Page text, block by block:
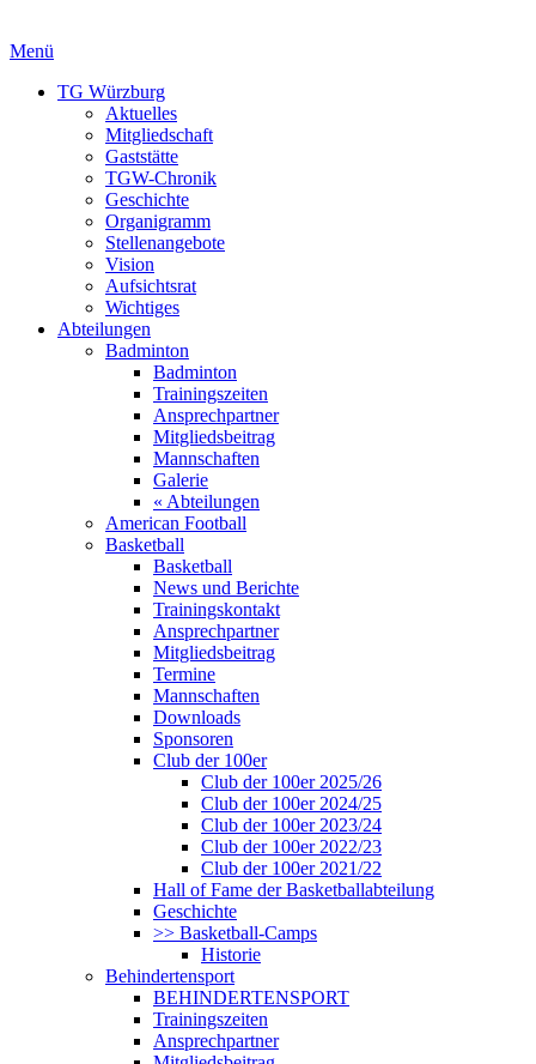
Menü
TG Würzburg
Aktuelles
Mitgliedschaft
Gaststätte
TGW-Chronik
Geschichte
Organigramm
Stellenangebote
Vision
Aufsichtsrat
Wichtiges
Abteilungen
Badminton
Badminton
Trainingszeiten
Ansprechpartner
Mitgliedsbeitrag
Mannschaften
Galerie
« Abteilungen
American Football
Basketball
Basketball
News und Berichte
Trainingskontakt
Ansprechpartner
Mitgliedsbeitrag
Termine
Mannschaften
Downloads
Sponsoren
Club der 100er
Club der 100er 2025/26
Club der 100er 2024/25
Club der 100er 2023/24
Club der 100er 2022/23
Club der 100er 2021/22
Hall of Fame der Basketballabteilung
Geschichte
>> Basketball-Camps
Historie
Behindertensport
BEHINDERTENSPORT
Trainingszeiten
Ansprechpartner